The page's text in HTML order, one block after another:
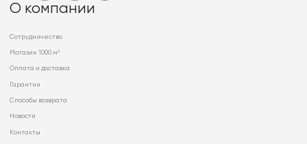
О компании
Сотрудничество
Магазин 1000 м²
Оплата и доставка
Гарантии
Способы возврата
Новости
Контакты